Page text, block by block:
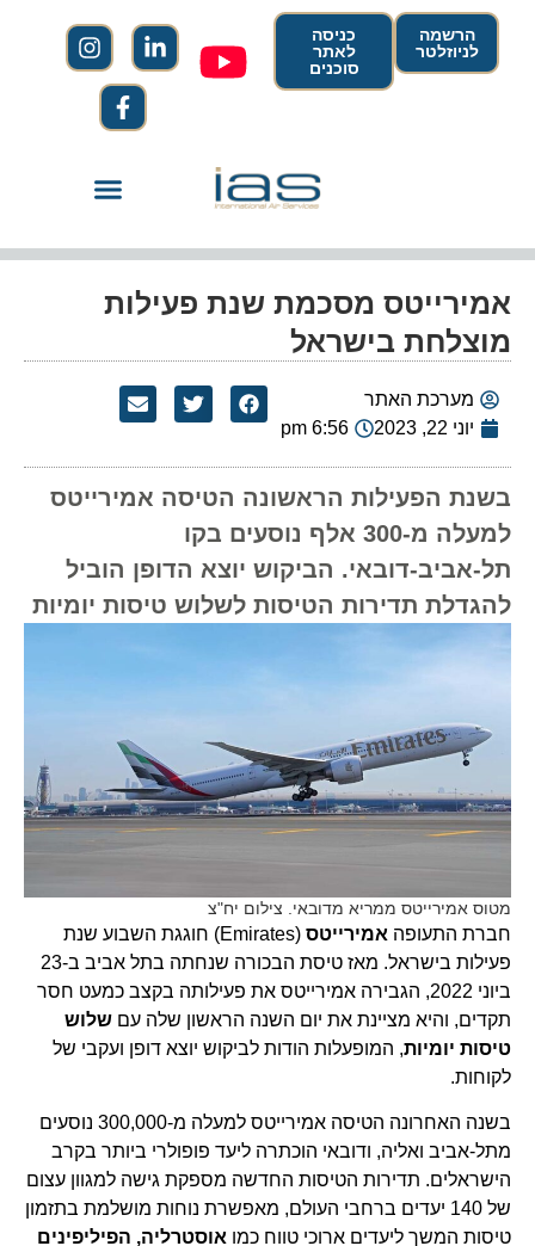
הרשמה
לניוזלטר
כניסה
לאתר
סוכנים
אמירייטס מסכמת שנת פעילות
מוצלחת בישראל
מערכת האתר
יוני 22, 2023
6:56 pm
בשנת הפעילות הראשונה הטיסה אמירייטס
למעלה מ-300 אלף נוסעים בקו
תל-אביב-דובאי. הביקוש יוצא הדופן הוביל
להגדלת תדירות הטיסות לשלוש טיסות יומיות
מטוס אמירייטס ממריא מדובאי. צילום יח"צ
חברת התעופהאמירייטס
(Emirates) חוגגת השבוע שנת
פעילות בישראל. מאז טיסת הבכורה שנחתה בתל אביב ב-23
ביוני 2022, הגבירה אמירייטס את פעילותה בקצב כמעט חסר
תקדים, והיא מציינת את יום השנה הראשון שלה עםשלוש
טיסות יומיות, המופעלות הודות לביקוש יוצא דופן ועקבי של
לקוחות.
בשנה האחרונה הטיסה אמירייטס למעלה מ-300,000 נוסעים
מתל-אביב ואליה, ודובאי הוכתרה ליעד פופולרי ביותר בקרב
הישראלים. תדירות הטיסות החדשה מספקת גישה למגוון עצום
של 140 יעדים ברחבי העולם, מאפשרת נוחות מושלמת בתזמון
טיסות המשך ליעדים ארוכי טווח כמואוסטרליה, הפיליפינים